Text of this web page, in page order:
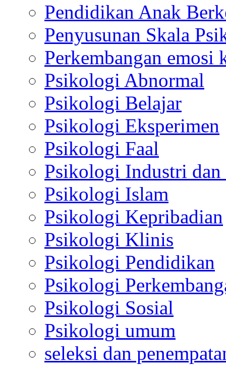
Pendidikan Anak
Penyusunan Skala
Perkembangan emosi
Psikologi Abnormal
Psikologi Belajar
Psikologi Eksperimen
Psikologi Faal
Psikologi Industri dan
Psikologi Islam
Psikologi Kepribadian
Psikologi Klinis
Psikologi Pendidikan
Psikologi
Psikologi Sosial
Psikologi umum
seleksi dan